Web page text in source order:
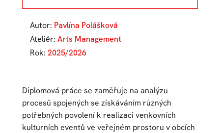
Autor: Pavlína Polášková
Ateliér: Arts Management
Rok: 2025/2026
Diplomová práce se zaměřuje na analýzu
procesů spojených se získáváním různých
potřebných povolení k realizaci venkovních
kulturních eventů ve veřejném prostoru v obcích